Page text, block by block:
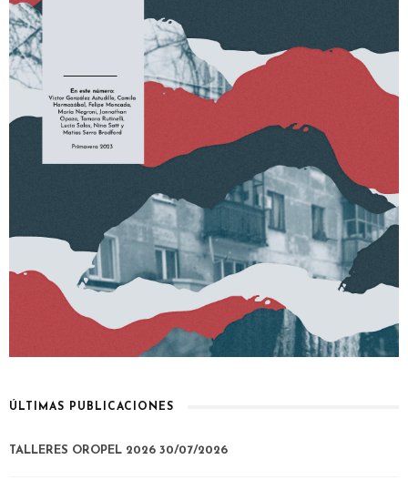
ÚLTIMAS PUBLICACIONES
TALLERES OROPEL 2026 30/07/2026